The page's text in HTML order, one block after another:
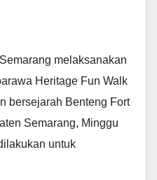
melaksanakan
Heritage Fun Walk
bersejarah Benteng Fort
Semarang, Minggu
untuk